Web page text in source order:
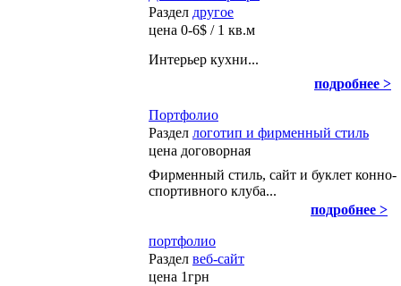
Раздел другое
цена 0-6$ / 1 кв.м
Интерьер кухни...
подробнее >
Портфолио
Раздел логотип и фирменный стиль
цена договорная
Фирменный стиль, сайт и буклет конно-
спортивного клуба...
подробнее >
портфолио
Раздел веб-сайт
цена 1грн